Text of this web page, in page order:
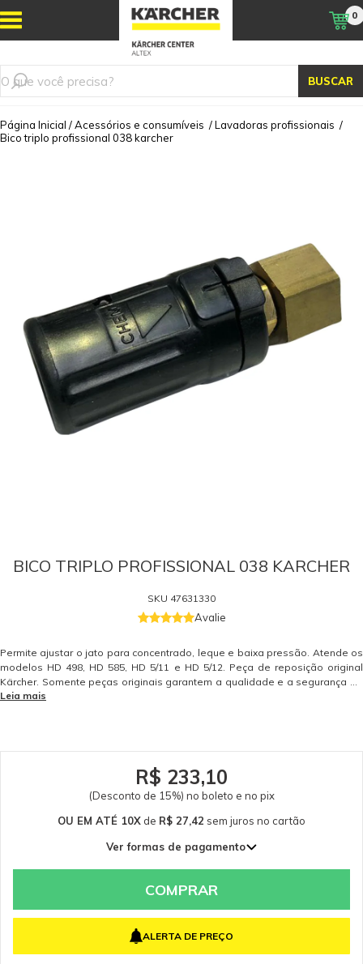
BUSCAR
0
Página Inicial /Acessórios e consumíveis /Lavadoras profissionais /
Bico triplo profissional 038 karcher
BICO TRIPLO PROFISSIONAL 038 KARCHER
SKU 47631330
Avalie
Permite ajustar o jato para concentrado, leque e baixa pressão. Atende os
modelos HD 498, HD 585, HD 5/11 e HD 5/12. Peça de reposição original
Kärcher. Somente peças originais garantem a qualidade e a segurança do
equipamento e do operador. Caso tenha dúvidas consulte-nos. Itens
Leia mais
R$ 233,10
(Desconto de 15%) no boleto e no pix
OU EM ATÉ 10X de R$ 27,42 sem juros no cartão
Ver formas de pagamento
2x de R$ 137,12 sem juros
5x de R$ 54,85 sem juros
COMPRAR
ALERTA DE PREÇO